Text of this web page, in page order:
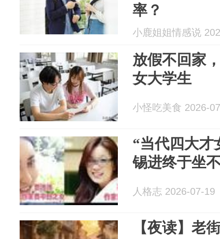
率？
小鹿姐姐情感说
放假不回家
女大学生
小怪吃美食 2026-
“当代四大才
锡进终于坐
人格志 2026-07-19
【夜读】老